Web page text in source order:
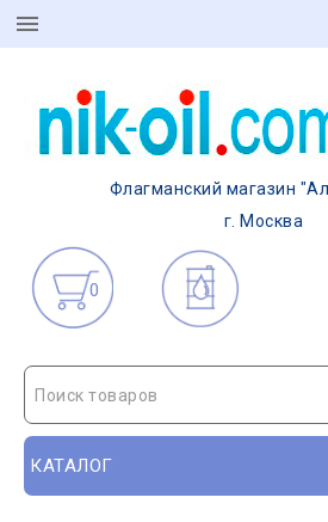
Флагманский магазин
г. Москва
0
Поиск товаров
КАТАЛОГ